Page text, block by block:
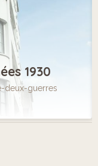
1930
deux-guerres